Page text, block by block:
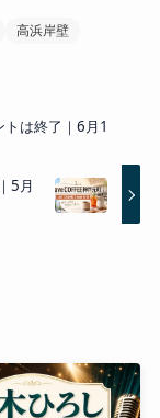
高浜岸壁
は終了｜6月1
5月